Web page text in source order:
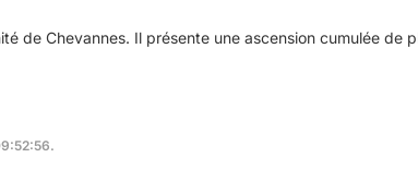
de Chevannes. Il présente une ascension cumulée de